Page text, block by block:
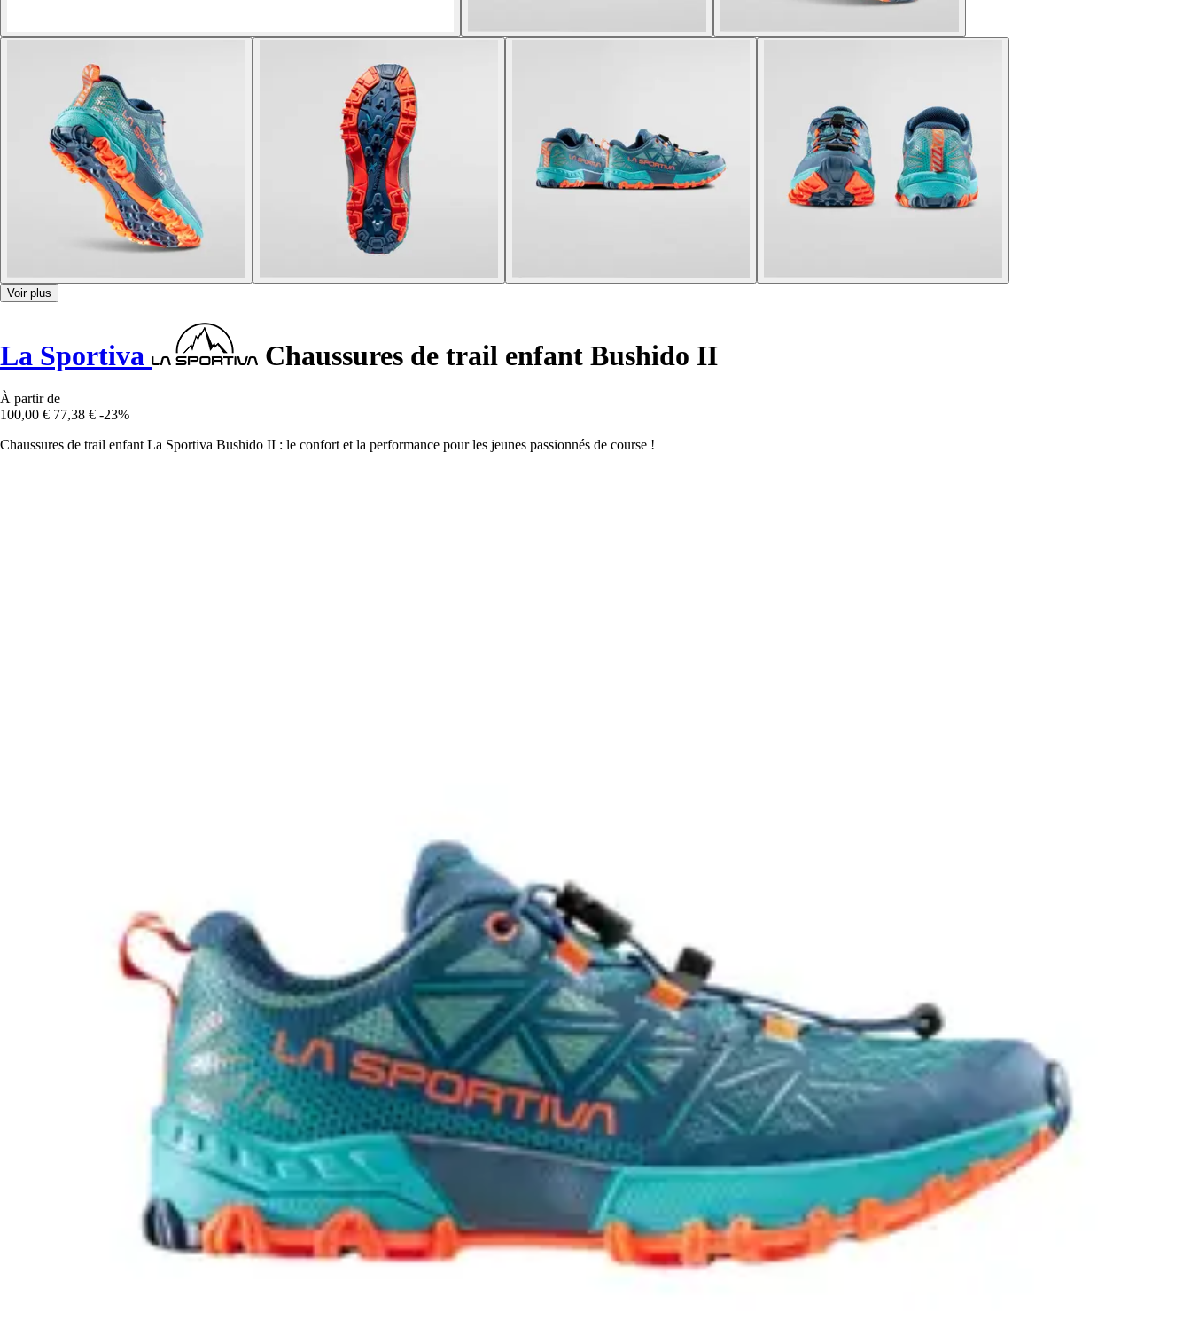
Voir plus
La Sportiva Chaussures de trail enfant Bushido II
À partir de
100,00 € 77,38 € -23%
Chaussures de trail enfant La Sportiva Bushido II : le confort et la performance pour les jeunes passionnés de course !